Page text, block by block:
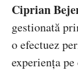
Ciprian
gestionată
o efectuez
experiența